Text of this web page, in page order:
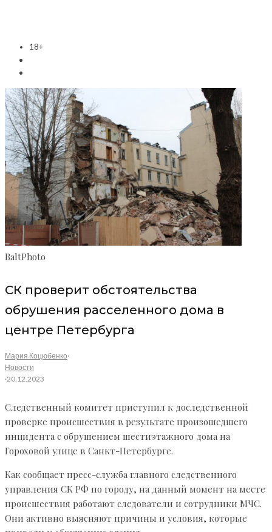
18+
BaltPhoto
СК проверит обстоятельства
обрушения расселенного дома в
центре Петербурга
Мария Коцюбенко·
Новости
·20.12.2023
Следственный комитет приступил к доследственной
проверке происшествия в результате произошедшего
инцидента с обрушением шестиэтажного дома на
Гороховой улице в Санкт-Петербурге.
Как сообщает пресс-служба главного следственного
управления СК РФ по городу, на данный момент на месте
происшествия работают следователи и сотрудники МЧС.
Они активно выясняют причины и условия, которые